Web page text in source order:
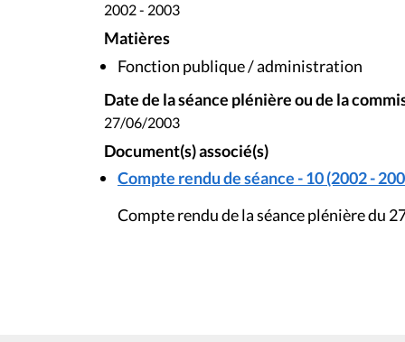
2002 - 2003
Matières
Fonction publique / administration
Date de la séance plénière ou de la
27/06/2003
Document(s) associé(s)
Compte rendu de séance - 10 (2002 -
Compte rendu de la séance plénière du